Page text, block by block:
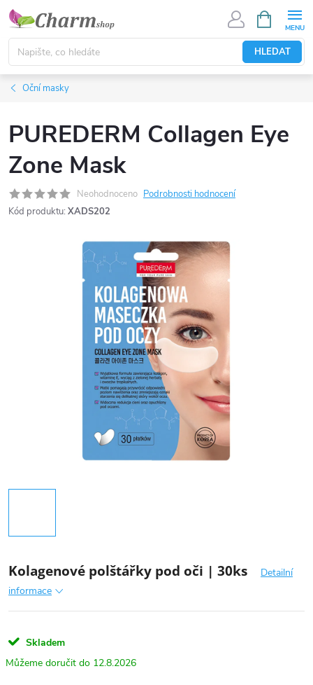
Přejít
obsah
HLEDAT
NÁKUPNÍ
KOŠÍK
Oční masky
PUREDERM Collagen Eye
Zone Mask
Neohodnoceno Podrobnosti hodnocení
Kód produktu: XADS202
Kolagenové polštářky pod oči | 30ks
Detailní
informace
Skladem
12.8.2026